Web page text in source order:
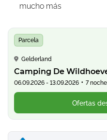
mucho más
Parcela
Gelderland
Camping De
06.09.2026 - 13.09.2026 • 7
Ofertas